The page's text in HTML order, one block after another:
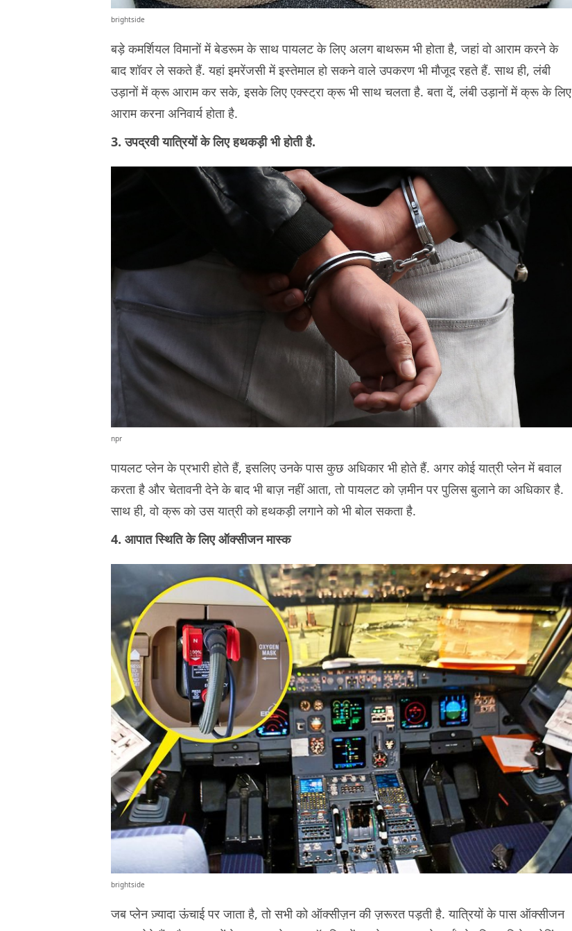
brightside
बड़े कमर्शियल विमानों में बेडरूम के साथ पायलट के लिए अलग बाथरूम भी होता है, जहां वो आराम करने के
बाद शॉवर ले सकते हैं. यहां इमरेंजसी में इस्तेमाल हो सकने वाले उपकरण भी मौजूद रहते हैं. साथ ही, लंबी
उड़ानों में क्रू आराम कर सके, इसके लिए एक्स्ट्रा क्रू भी साथ चलता है. बता दें, लंबी उड़ानों में क्रू के लिए
आराम करना अनिवार्य होता है.
3. उपद्रवी यात्रियों के लिए हथकड़ी भी होती है.
npr
पायलट प्लेन के प्रभारी होते हैं, इसलिए उनके पास कुछ अधिकार भी होते हैं. अगर कोई यात्री प्लेन में बवाल
करता है और चेतावनी देने के बाद भी बाज़ नहीं आता, तो पायलट को ज़मीन पर पुलिस बुलाने का अधिकार है.
साथ ही, वो क्रू को उस यात्री को हथकड़ी लगाने को भी बोल सकता है.
4. आपात स्थिति के लिए ऑक्सीजन मास्क
brightside
जब प्लेन ज़्यादा ऊंचाई पर जाता है, तो सभी को ऑक्सीज़न की ज़रूरत पड़ती है. यात्रियों के पास ऑक्सीजन